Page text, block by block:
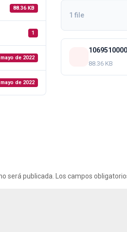
88.36 KB
1
de 2022
de 2022
1 file
88.36 KB
será publicada. Los campos